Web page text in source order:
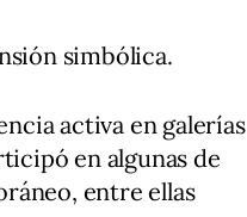
simbólica.
activa en galerías
en algunas de
entre ellas